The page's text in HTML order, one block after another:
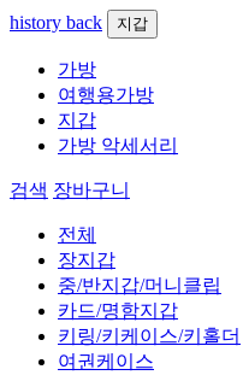
history back 지갑
가방
여행용가방
지갑
가방 악세서리
검색 장바구니
전체
장지갑
중/반지갑/머니클립
카드/명함지갑
키링/키케이스/키홀더
여권케이스